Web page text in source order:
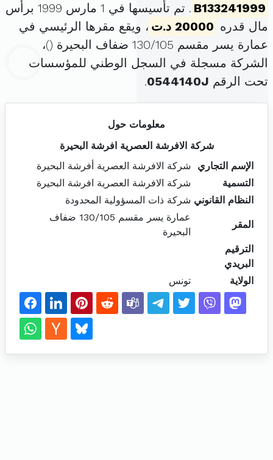
B133241999
. تم تأسيسها في 1 مارس 1999 برأس
مال قدره 20000 د.ت
، ويقع مقرها الرئيسي في
عمارة يسر مقسم 130/105 ضفاف البحيرة (
)،
الشركة مسجلة في السجل الوطني للمؤسسات
تحت الرقم 0544140J
.
معلومات حول
شركة الافرشة العصرية افرشة البحيرة
الإسم التجاري
شركة الافرشة العصرية أفرشة البحيرة
التسمية
شركة الافرشة العصرية افرشة البحيرة
النظام القانوني شركة ذات المسؤولية المحدودة
المقر
عمارة يسر مقسم 130/105 ضفاف
البحيرة
الترقيم
البريدي
الولاية
تونس